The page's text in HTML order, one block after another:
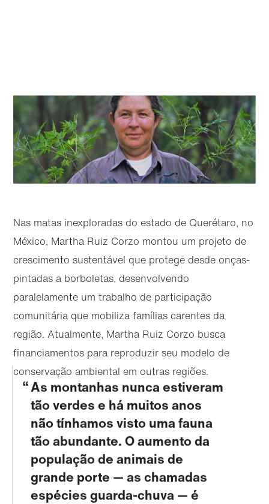
Nas matas inexploradas do estado de Querétaro, no
México, Martha Ruiz Corzo montou um projeto de
crescimento sustentável que protege desde onças-
pintadas a borboletas, desenvolvendo
paralelamente um trabalho de participação
comunitária que mobiliza famílias carentes da
região. Atualmente, Martha Ruiz Corzo busca
financiamentos para reproduzir seu modelo de
conservação ambiental em outras regiões.
As montanhas nunca estiveram
tão verdes e há muitos anos
não tínhamos visto uma fauna
tão abundante. O aumento da
população de animais de
grande porte — as chamadas
espécies guarda-chuva — é